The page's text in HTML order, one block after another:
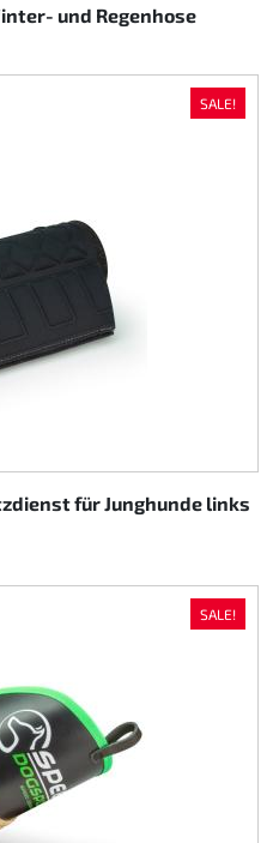
und Regenhose
SALE!
für Junghunde links
SALE!